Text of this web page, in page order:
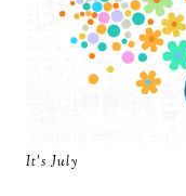
It’s July